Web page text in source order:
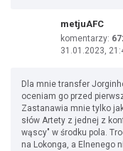
metjuAFC
komentarzy:
31.01.2023,
Dla mnie transfer
oceniam go przed
Zastanawia mnie tylko
słów Artety z jednej z
wąscy" w środku pola.
na Lokonga, a Elnenego